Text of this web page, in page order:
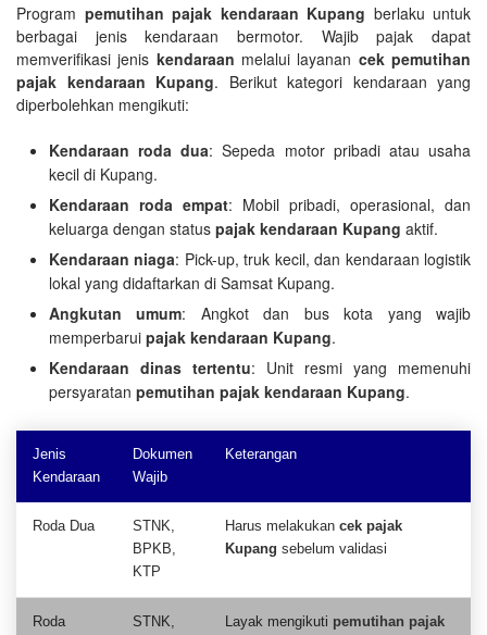
Program pemutihan pajak kendaraan Kupang berlaku untuk
berbagai jenis kendaraan bermotor. Wajib pajak dapat
memverifikasi jenis kendaraan melalui layanan cek pemutihan
pajak kendaraan Kupang. Berikut kategori kendaraan yang
diperbolehkan mengikuti:
Kendaraan roda dua: Sepeda motor pribadi atau usaha
kecil di Kupang.
Kendaraan roda empat: Mobil pribadi, operasional, dan
keluarga dengan status pajak kendaraan Kupang aktif.
Kendaraan niaga: Pick-up, truk kecil, dan kendaraan logistik
lokal yang didaftarkan di Samsat Kupang.
Angkutan umum: Angkot dan bus kota yang wajib
memperbarui pajak kendaraan Kupang.
Kendaraan dinas tertentu: Unit resmi yang memenuhi
persyaratan pemutihan pajak kendaraan Kupang.
Jenis
Kendaraan
Dokumen
Wajib
Keterangan
Roda Dua
STNK,
BPKB,
KTP
Harus melakukan cek pajak
Kupang sebelum validasi
Roda
STNK,
Layak mengikuti pemutihan pajak